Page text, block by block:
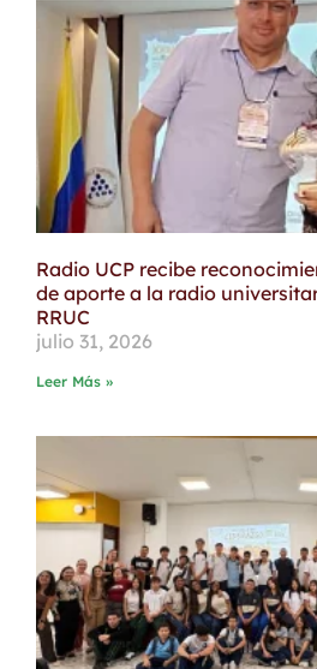
Radio UCP recibe
de aporte a la radio
RRUC
julio 31, 2026
Leer Más »